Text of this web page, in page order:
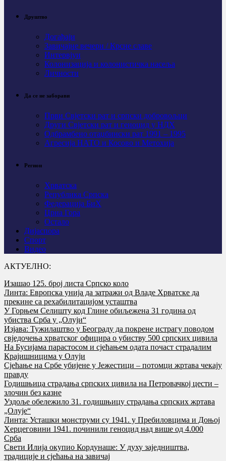
Друштво
Догађаји
Завичајне вечери / Крсне славе
Интервјуи
Колонизација и колонистичка насеља
Личности
Да се не заборави
Први Свјeтски рат и српски добровољци
Други Свјетски рат и геноцид у НДХ
Одбрамбено отаџбински рат 1991 – 1995
Агресија НАТО и Косово и Метохија
Регион
Хрватска
Република Српска
Федерација БиХ
Црна Гора
Остало
Дијаспора
Спорт
Видео
АКТУЕЛНО:
Изашао 125. број листа Српско коло
Линта: Европска унија да затражи од Владе Хрватске да
прекине са рехабилитацијом усташтва
У Горњем Селишту код Глине обиљежена 31 година од
убиства Срба у „Олуји“
Изјава: Тужилаштво у Београду да покрене истрагу поводом
свједочења хрватског официра о убиству 500 српских цивила
На Бусијама парастосом и сјећањем одата почаст страдалим
Крајишницима у Олуји
Сјећање на Србе убијене у Јежестици – потомци жртава чекају
правду
Годишњица страдања српских цивила на Петровачкој цести –
злочин без казне
Уздоље обележило 31. годишњицу страдања српских жртава
„Олује“
Линта: Усташки монструми су 1941. у Пребиловцима и Доњој
Херцеговини 1941. починили геноцид над више од 4.000
Срба
Свети Илија окупио Кордунаше: У духу заједништва,
традиције и сјећања на завичај